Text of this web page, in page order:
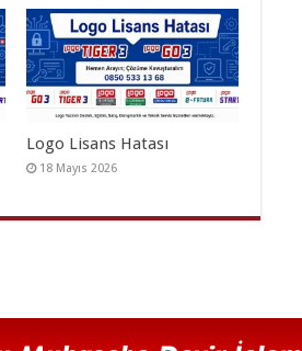
Logo Lisans Hatası
18 Mayıs 2026